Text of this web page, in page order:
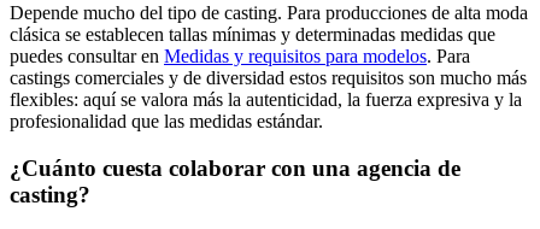
Depende mucho del tipo de casting. Para producciones de alta moda
clásica se establecen tallas mínimas y determinadas medidas que
puedes consultar en Medidas y requisitos para modelos. Para
castings comerciales y de diversidad estos requisitos son mucho más
flexibles: aquí se valora más la autenticidad, la fuerza expresiva y la
profesionalidad que las medidas estándar.
¿Cuánto cuesta colaborar con una agencia de
casting?